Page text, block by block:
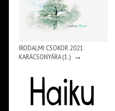
IRODALMI CSOKOR 2021
KARÁCSONYÁRA (1.) →